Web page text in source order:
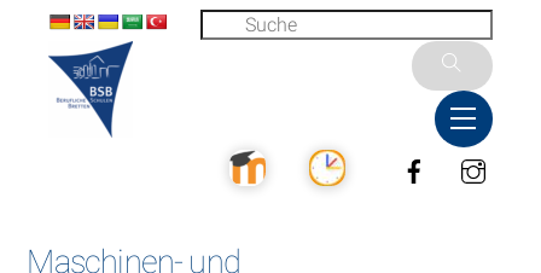
content
Menu
Facebook
Maschinen- und